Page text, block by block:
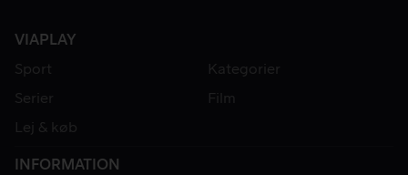
VIAPLAY
Sport
Kategorier
Serier
Film
Lej & køb
INFORMATION